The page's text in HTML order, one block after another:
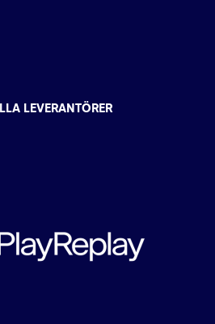
LEVERANTÖRER